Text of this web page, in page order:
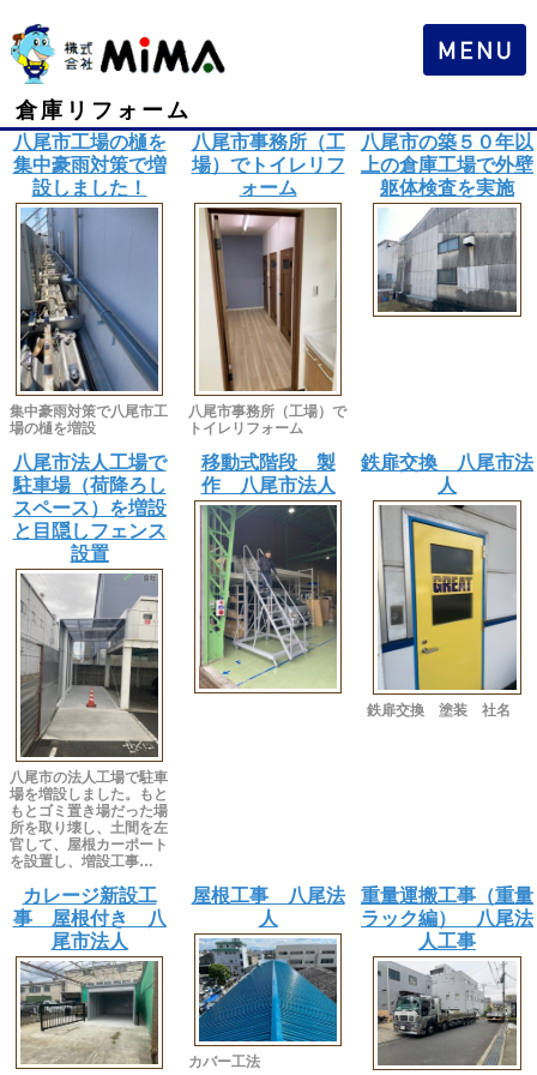
倉庫リフォーム
八尾市工場の樋を
集中豪雨対策で増
設しました！
集中豪雨対策で八尾市工
場の樋を増設
八尾市事務所（工
場）でトイレリフ
ォーム
八尾市事務所（工場）で
トイレリフォーム
八尾市の築５０年以
上の倉庫工場で外壁
躯体検査を実施
八尾市法人工場で
駐車場（荷降ろし
スペース）を増設
と目隠しフェンス
設置
八尾市の法人工場で駐車
場を増設しました。もと
もとゴミ置き場だった場
所を取り壊し、土間を左
官して、屋根カーポート
を設置し、増設工事…
移動式階段 製
作 八尾市法人
鉄扉交換 八尾市法
人
鉄扉交換 塗装 社名
カレージ新設工
事 屋根付き 八
尾市法人
屋根工事 八尾法
人
カバー工法
重量運搬工事（重量
ラック編） 八尾法
人工事